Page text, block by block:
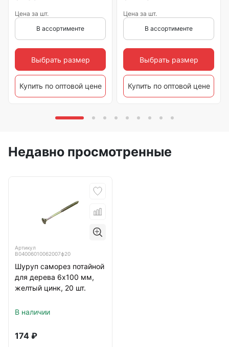
Цена за шт.
В ассортименте
Выбрать размер
Купить по оптовой цене
Цена за шт.
В ассортименте
Выбрать размер
Купить по оптовой цене
Недавно просмотренные
Артикул
B04006010062007ф20
Шуруп саморез потайной
для дерева 6х100 мм,
желтый цинк, 20 шт.
В наличии
174 ₽